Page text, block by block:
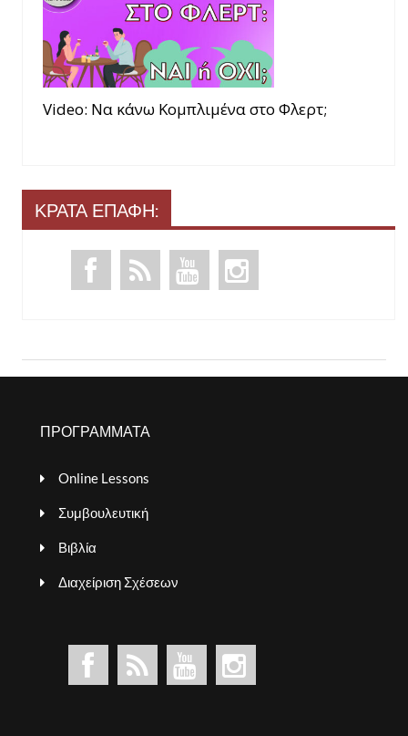
Video: Να κάνω Κομπλιμένα στο Φλερτ;
ΚΡΑΤΑ ΕΠΑΦΗ:
ΠΡΟΓΡΑΜΜΑΤΑ
Online Lessons
Συμβουλευτική
Βιβλία
Διαχείριση Σχέσεων